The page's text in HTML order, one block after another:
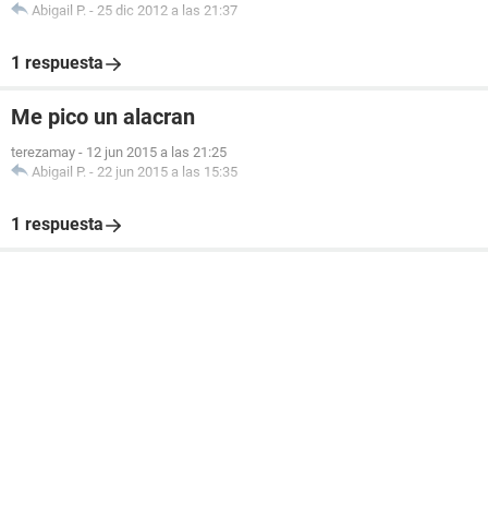
Abigail P. - 25 dic 2012 a las 21:37
1 respuesta
Me pico un alacran
terezamay - 12 jun 2015 a las 21:25
Abigail P. - 22 jun 2015 a las 15:35
1 respuesta